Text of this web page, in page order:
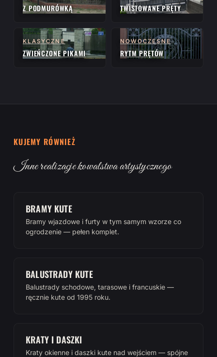
Z PODMURÓWKĄ TWISTOWANE PRĘTY
KLASYCZNE
ZWIEŃCZONE PIKAMI
NOWOCZESNE
RYTM PRĘTÓW
KUJEMY RÓWNIEŻ
Inne realizacje kowalstwa artystycznego
BRAMY KUTE
Bramy wjazdowe i furty w tym samym wzorze co
ogrodzenie — pełen komplet.
BALUSTRADY KUTE
Balustrady schodowe, tarasowe i francuskie —
ręcznie kute od 1995 roku.
KRATY I DASZKI
Kraty okienne i daszki kute nad wejściem — spójne